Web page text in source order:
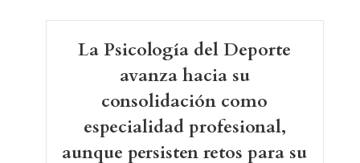
La Psicología del Deporte
avanza hacia su
consolidación como
especialidad profesional,
aunque persisten retos para su